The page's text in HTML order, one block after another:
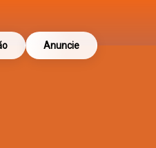
Anuncie